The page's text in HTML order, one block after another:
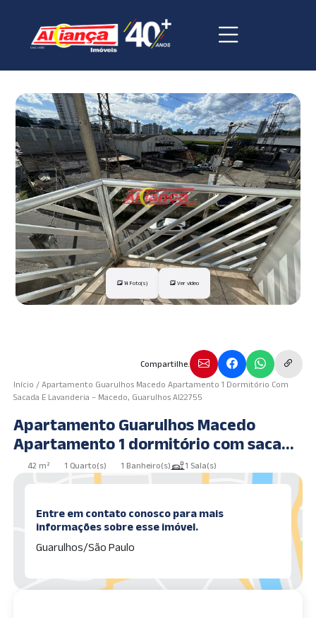
14 Foto(s) Ver vídeo
Compartilhe.
Início /Apartamento Guarulhos Macedo Apartamento 1 Dormitório Com
Sacada E Lavanderia – Macedo, Guarulhos AI22755
Apartamento Guarulhos Macedo
Apartamento 1 dormitório com sacada
e lavanderia – Macedo, Guarulhos
AI22755
42 m² 1 Quarto(s) 1 Banheiro(s) 1 Sala(s)
Entre em contato conosco para mais
informações sobre esse imóvel.
Guarulhos/São Paulo